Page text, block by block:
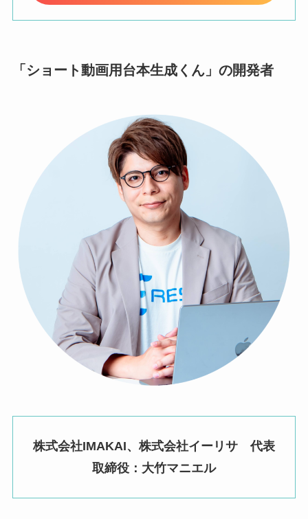
「 ショート動画用台本生成くん」の開発者
株式会社IMAKAI、株式会社イーリサ 代表
取締役：大竹マニエル